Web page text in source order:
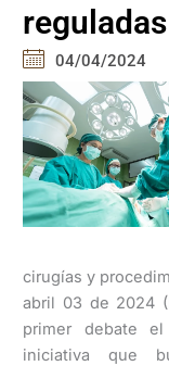
04/04/2024
cirugías y
abril 03 de 2024
primer debate el
iniciativa que